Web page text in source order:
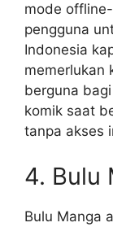
mode
pengguna
Indonesia
memerlukan
berguna
komik saat
tanpa akses
4. Bulu
Bulu Manga